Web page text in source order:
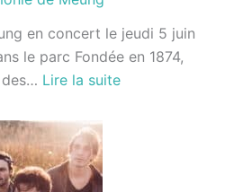
en concert le jeudi 5 juin
le parc Fondée en 1874,
Lire la suite: